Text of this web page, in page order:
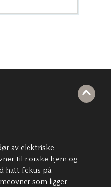
av elektriske
til norske hjem og
hatt fokus på
som ligger